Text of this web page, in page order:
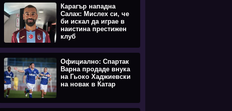
Карагър нападна
Салах: Мислех си, че
би искал да играе в
наистина престижен
клуб
Официално: Спартак
Варна продаде внука
на Гьоко Хаджиевски
на новак в Катар